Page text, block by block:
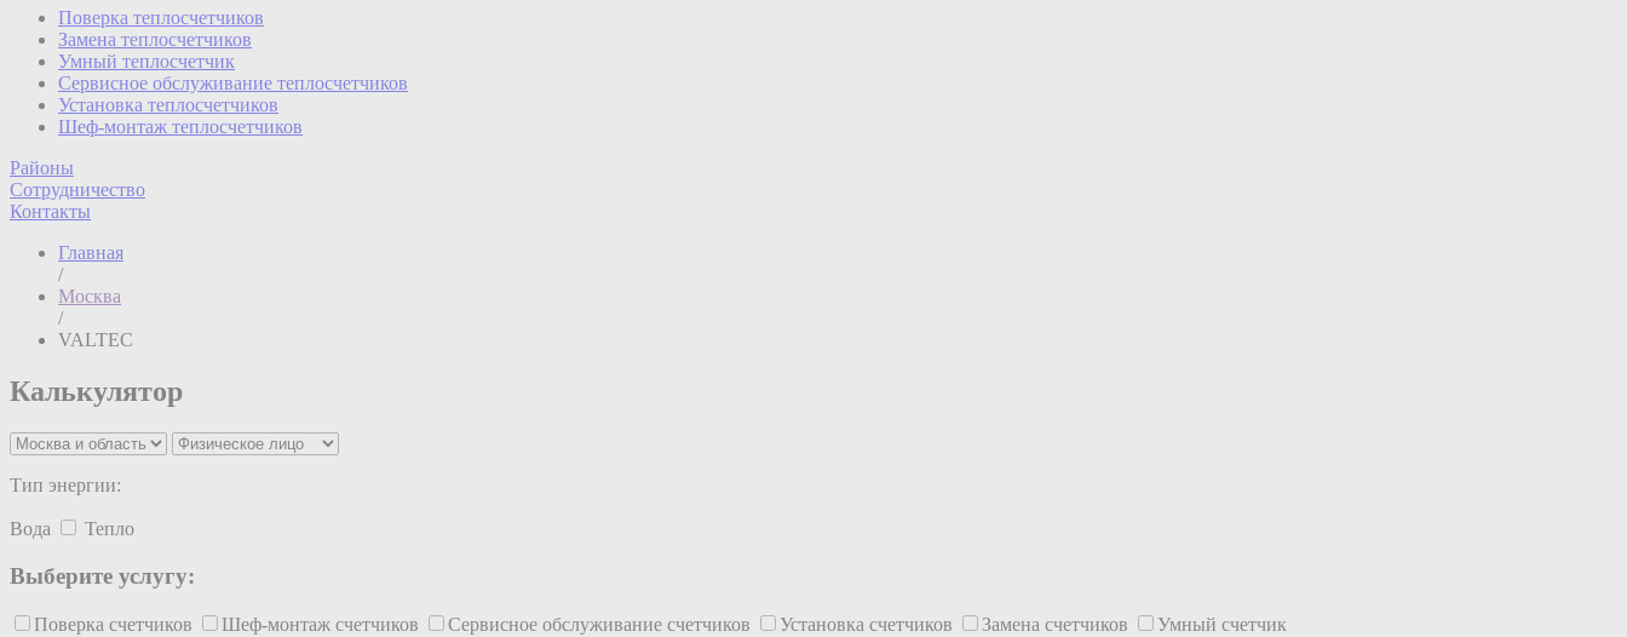
Поверка теплосчетчиков
Замена теплосчетчиков
Умный теплосчетчик
Сервисное обслуживание теплосчетчиков
Установка теплосчетчиков
Шеф-монтаж теплосчетчиков
Районы
Сотрудничество
Контакты
Главная
/
Москва
/
VALTEC
Калькулятор
Тип энергии:
Вода Тепло
Выберите услугу:
Поверка счетчиков Шеф-монтаж счетчиков Сервисное обслуживание счетчиков Установка счетчиков Замена счетчиков
Умный счетчик